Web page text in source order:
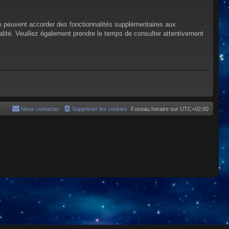
accorder des fonctionnalités supplémentaires aux
Veuillez également prendre le temps de consulter attentivement
Fuseau horaire sur UTC+02:00
Supprimer les cookies
Nous contacter